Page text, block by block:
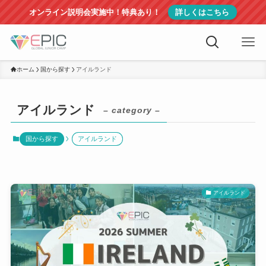
オンライン説明会実施中！特典あり！ 詳しくはこちら
ホーム 国から探す アイルランド
アイルランド – category –
国から探す アイルランド
アイルランド